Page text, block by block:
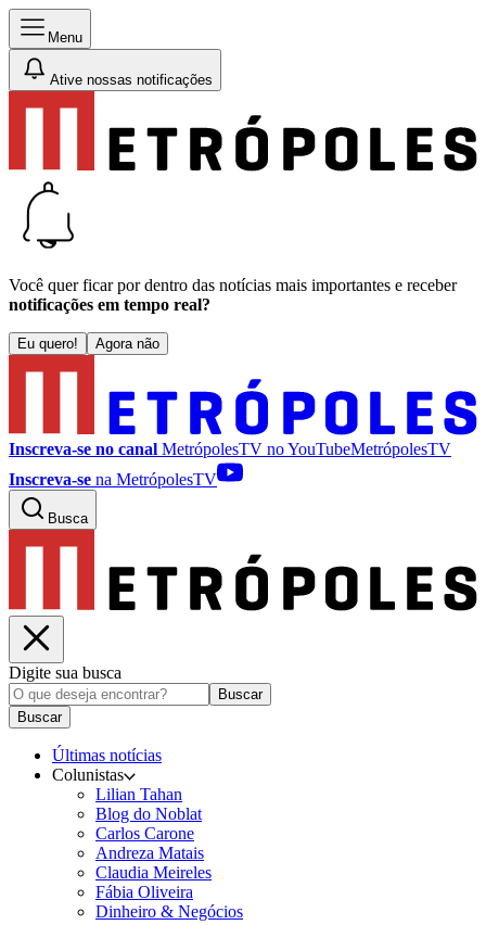
Menu
Ative nossas notificações
Você quer ficar por dentro das notícias mais importantes e receber
notificações em tempo real?
Eu quero! Agora não
Inscreva-se no canal MetrópolesTV noYouTubeMetrópolesTV
Inscreva-se na MetrópolesTV
Busca
Digite sua busca
Buscar
Buscar
Últimas notícias
Colunistas
Lilian Tahan
Blog do Noblat
Carlos Carone
Andreza Matais
Claudia Meireles
Fábia Oliveira
Dinheiro & Negócios